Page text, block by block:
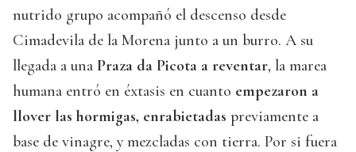
nutrido grupo acompañó el descenso desde
Cimadevila de la Morena junto a un burro. A su
llegada a una Praza da Picota a reventar, la marea
humana entró en éxtasis en cuanto empezaron a
llover las hormigas, enrabietadas previamente a
base de vinagre, y mezcladas con tierra. Por si fuera